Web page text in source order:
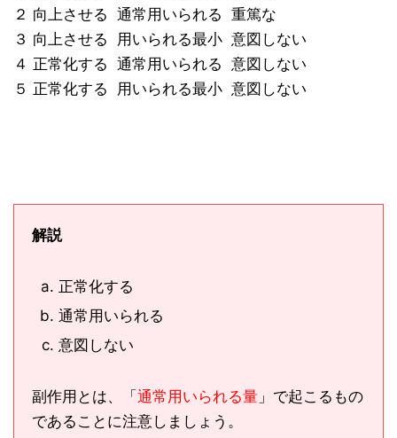
２ 向上させる 通常用いられる 重篤な
３ 向上させる 用いられる最小 意図しない
４ 正常化する 通常用いられる 意図しない
５ 正常化する 用いられる最小 意図しない
解説
正常化する
通常用いられる
意図しない
副作用とは、「 通常用いられる量 」で起こるもの
であることに注意しましょう。